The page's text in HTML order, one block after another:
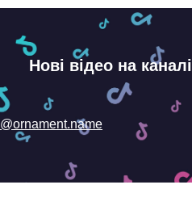
Нові відео на каналі
@ornament.name